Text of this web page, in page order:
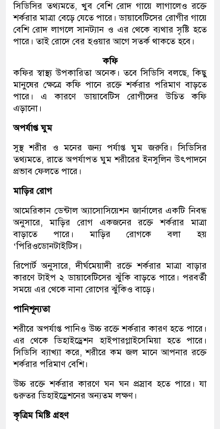
সিডিসির তথ্যমতে, খুব বেশি রোদ গায়ে লাগালেও রক্তে
শর্করার মাত্রা বেড়ে যেতে পারে। ডায়াবেটিসের রোগীর গায়ে
বেশি রোদ লাগলে সানট্যান ও এর থেকে ব্যথার সৃষ্টি হতে
পারে। তাই রোদে বের হওয়ার আগে সতর্ক থাকতে হবে।
কফি
কফির স্বাস্থ্য উপকারিতা অনেক। তবে সিডিসি বলছে, কিছু
মানুষের ক্ষেত্রে কফি পানে রক্তে শর্করার পরিমাণ বাড়তে
পারে। এ কারণে ডায়াবেটিস রোগীদের উচিত কফি
এড়ানো।
অপর্যাপ্ত ঘুম
সুস্থ শরীর ও মনের জন্য পর্যাপ্ত ঘুম জরুরি। সিডিসির
তথ্যমতে, রাতে অপর্যাপত ঘুম শরীরের ইনসুলিন উৎপাদনে
প্রভাব ফেলতে পারে।
মাড়ির রোগ
আমেরিকান ডেন্টাল অ্যাসোসিয়েশন জার্নালের একটি নিবন্ধ
অনুসারে, মাড়ির রোগ একজনের রক্তে শর্করার মাত্রা
বাড়াতে পারে। মাড়ির রোগকে বলা হয়
‘পিরিওডোনটাইটিস।
রিপোর্ট অনুসারে, দীর্ঘমেয়াদী রক্তে শর্করার মাত্রা বাড়ার
কারণে টাইপ ২ ডায়াবেটিসের ঝুঁকি বাড়তে পারে। পরবর্তী
সময়ে এর থেকে নানা রোগের ঝুঁকিও বাড়ে।
পানিশূন্যতা
শরীরে অপর্যাপ্ত পানিও উচ্চ রক্তে শর্করার কারণ হতে পারে।
এর থেকে ডিহাইড্রেশন হাইপারগ্লাইসেমিয়া হতে পারে।
সিডিসি ব্যাখ্যা করে, শরীরে কম জল মানে আপনার রক্তে
শর্করার পরিমাণ বেশি।
উচ্চ রক্তে শর্করার কারণে ঘন ঘন প্রস্রাব হতে পারে। যা
গুরুতর ডিহাইড্রেশনের অন্যতম লক্ষণ।
কৃত্রিম মিষ্টি গ্রহণ